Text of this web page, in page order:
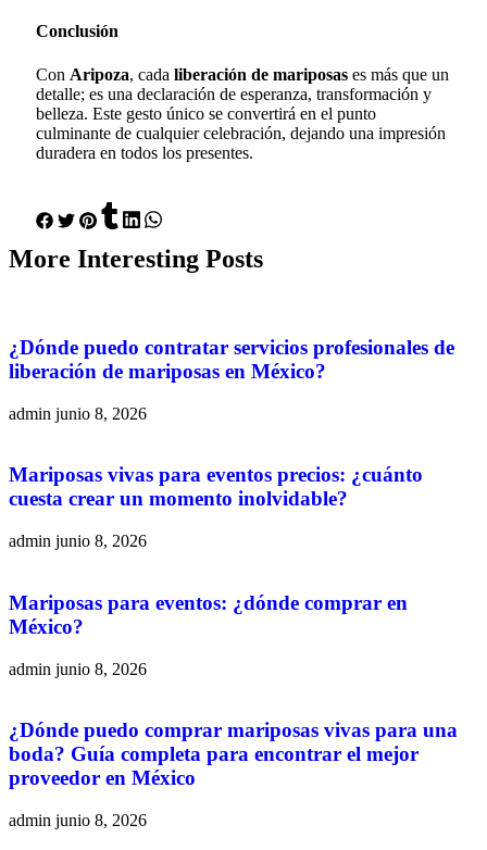
Conclusión
Con Aripoza, cada liberación de mariposas es más que un
detalle; es una declaración de esperanza, transformación y
belleza. Este gesto único se convertirá en el punto
culminante de cualquier celebración, dejando una impresión
duradera en todos los presentes.
More Interesting Posts
¿Dónde puedo contratar servicios profesionales de
liberación de mariposas en México?
admin junio 8, 2026
Mariposas vivas para eventos precios: ¿cuánto
cuesta crear un momento inolvidable?
admin junio 8, 2026
Mariposas para eventos: ¿dónde comprar en
México?
admin junio 8, 2026
¿Dónde puedo comprar mariposas vivas para una
boda? Guía completa para encontrar el mejor
proveedor en México
admin junio 8, 2026